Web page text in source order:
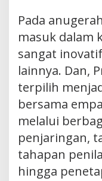
Pada
masuk dalam
sangat
lainnya. Dan,
terpilih
bersama
melalui
penjaringan,
tahapan
hingga